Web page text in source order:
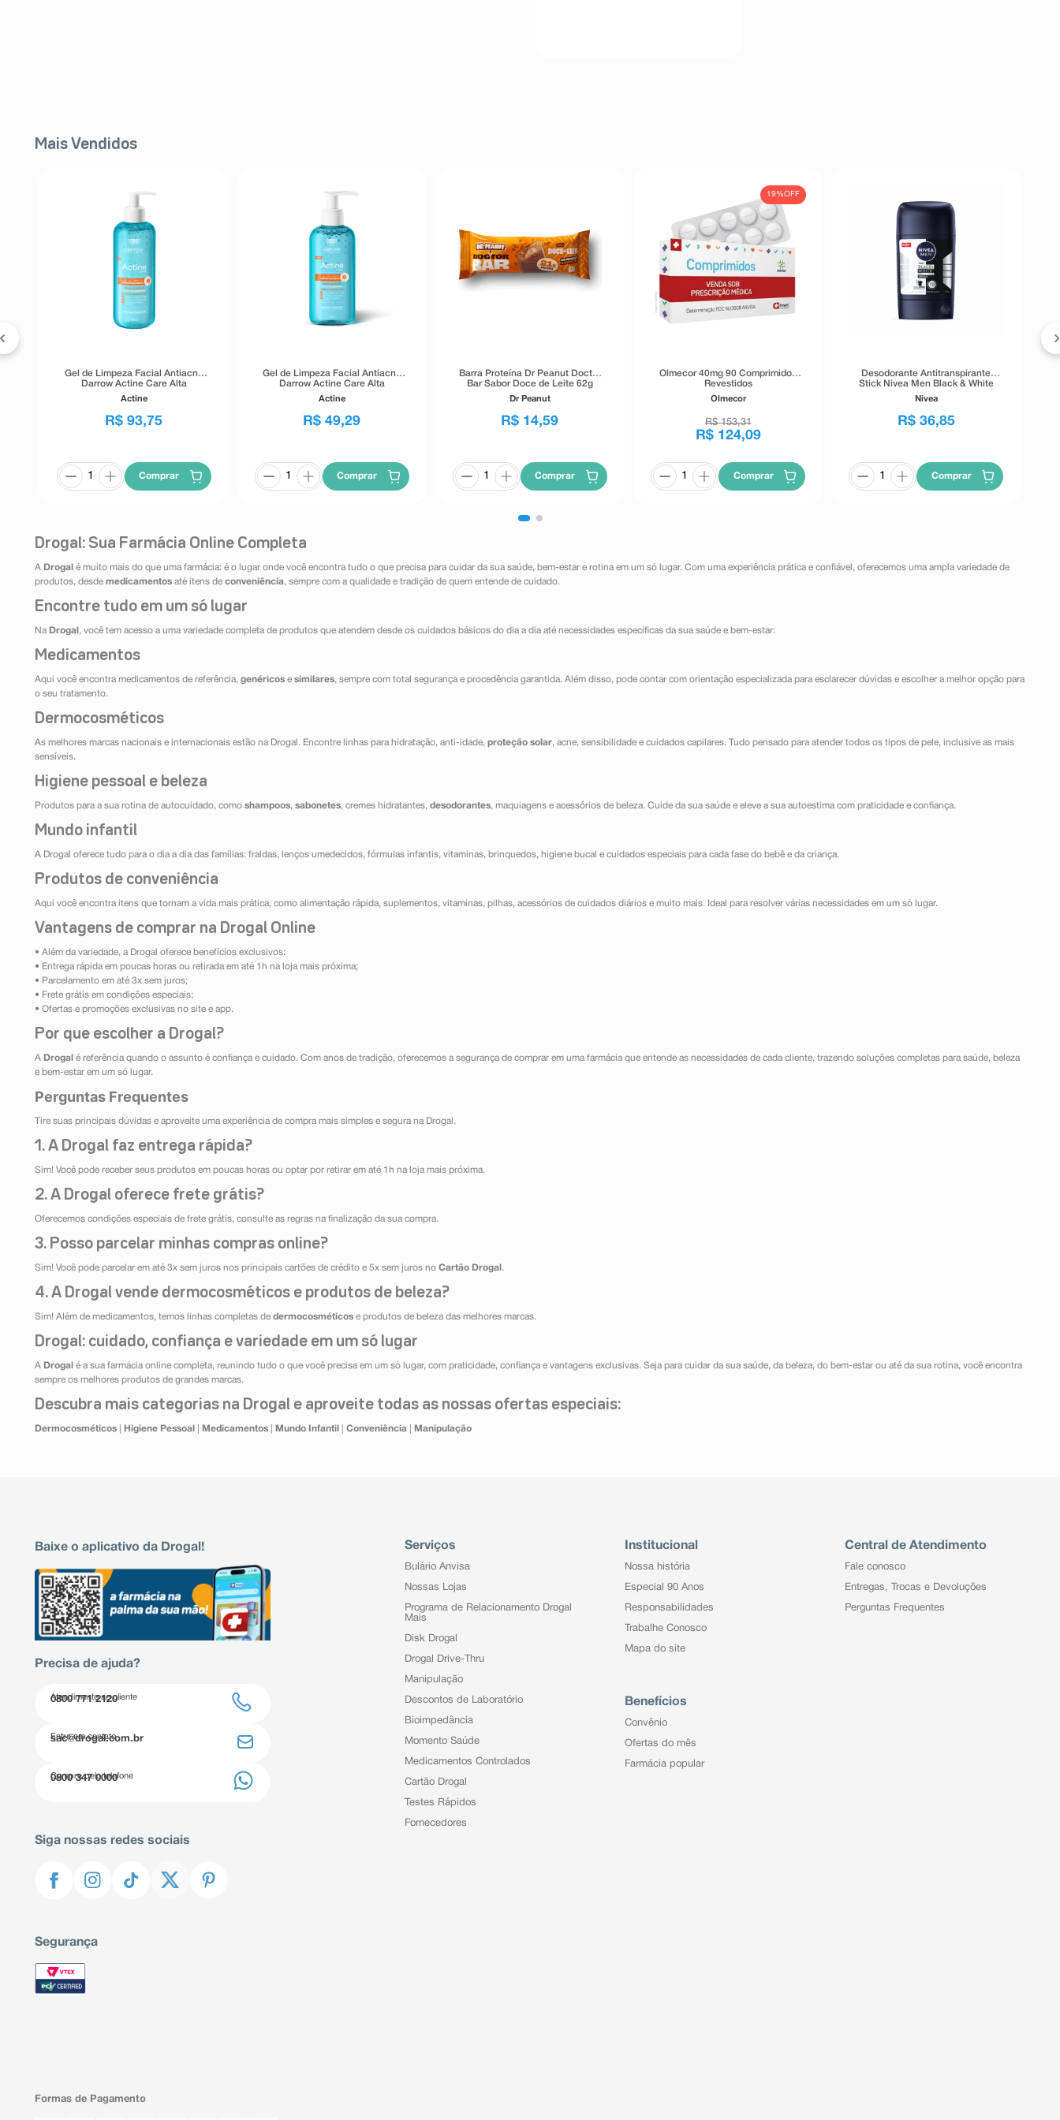
Mais Vendidos
Gel de Limpeza Facial Antiacne
Darrow Actine Care Alta
Tolerância 400g
Actine
R$ 93,75
Comprar
Gel de Limpeza Facial Antiacne
Darrow Actine Care Alta
Tolerância 140g
Actine
R$ 49,29
Comprar
Barra Proteína Dr Peanut Doctor
Bar Sabor Doce de Leite 62g
Dr Peanut
R$ 14,59
Comprar
19%OFF
Olmecor 40mg 90 Comprimidos
Revestidos
Olmecor
R$ 153,31
R$ 124,09
Comprar
Desodorante Antitranspirante
Stick Nivea Men Black & White
Invisible 72h 54g
Nivea
R$ 36,85
Comprar
Drogal: Sua Farmácia Online Completa
A Drogal é muito mais do que uma farmácia: é o lugar onde você encontra tudo o que precisa para cuidar da sua saúde, bem-estar e rotina em um só lugar. Com uma experiência prática e confiável, oferecemos uma ampla variedade de
produtos, desde medicamentos até itens de conveniência, sempre com a qualidade e tradição de quem entende de cuidado.
Encontre tudo em um só lugar
Na Drogal , você tem acesso a uma variedade completa de produtos que atendem desde os cuidados básicos do dia a dia até necessidades específicas da sua saúde e bem-estar:
Medicamentos
Aqui você encontra medicamentos de referência, genéricos e similares, sempre com total segurança e procedência garantida. Além disso, pode contar com orientação especializada para esclarecer dúvidas e escolher a melhor opção para
o seu tratamento.
Dermocosméticos
As melhores marcas nacionais e internacionais estão na Drogal. Encontre linhas para hidratação, anti-idade, proteção solar, acne, sensibilidade e cuidados capilares. Tudo pensado para atender todos os tipos de pele, inclusive as mais
sensíveis.
Higiene pessoal e beleza
Produtos para a sua rotina de autocuidado, como shampoos, sabonetes, cremes hidratantes, desodorantes, maquiagens e acessórios de beleza. Cuide da sua saúde e eleve a sua autoestima com praticidade e confiança.
Mundo infantil
A Drogal oferece tudo para o dia a dia das famílias: fraldas, lenços umedecidos, fórmulas infantis, vitaminas, brinquedos, higiene bucal e cuidados especiais para cada fase do bebê e da criança.
Produtos de conveniência
Aqui você encontra itens que tornam a vida mais prática, como alimentação rápida, suplementos, vitaminas, pilhas, acessórios de cuidados diários e muito mais. Ideal para resolver várias necessidades em um só lugar.
Vantagens de comprar na Drogal Online
• Além da variedade, a Drogal oferece benefícios exclusivos:
• Entrega rápida em poucas horas ou retirada em até 1h na loja mais próxima;
• Parcelamento em até 3x sem juros;
• Frete grátis em condições especiais;
• Ofertas e promoções exclusivas no site e app.
Por que escolher a Drogal?
A Drogal é referência quando o assunto é confiança e cuidado. Com anos de tradição, oferecemos a segurança de comprar em uma farmácia que entende as necessidades de cada cliente, trazendo soluções completas para saúde, beleza
e bem-estar em um só lugar.
Perguntas Frequentes
Tire suas principais dúvidas e aproveite uma experiência de compra mais simples e segura na Drogal.
1. A Drogal faz entrega rápida?
Sim! Você pode receber seus produtos em poucas horas ou optar por retirar em até 1h na loja mais próxima.
2. A Drogal oferece frete grátis?
Oferecemos condições especiais de frete grátis, consulte as regras na finalização da sua compra.
3. Posso parcelar minhas compras online?
Sim! Você pode parcelar em até 3x sem juros nos principais cartões de crédito e 5x sem juros no Cartão Drogal .
4. A Drogal vende dermocosméticos e produtos de beleza?
Sim! Além de medicamentos, temos linhas completas de dermocosméticos e produtos de beleza das melhores marcas.
Drogal: cuidado, confiança e variedade em um só lugar
A Drogal é a sua farmácia online completa, reunindo tudo o que você precisa em um só lugar, com praticidade, confiança e vantagens exclusivas. Seja para cuidar da sua saúde, da beleza, do bem-estar ou até da sua rotina, você encontra
sempre os melhores produtos de grandes marcas.
Descubra mais categorias na Drogal e aproveite todas as nossas ofertas especiais:
Dermocosméticos Higiene Pessoal Medicamentos Mundo Infantil Conveniência Manipulação
Baixe o aplicativo da Drogal!
Precisa de ajuda?
Atendimento ao cliente
0800 771 2120
Entre em contato
sac@drogal.com.br
Compre pelo telefone
0800 347 0000
Siga nossas redes sociais
Segurança
Serviços
Bulário Anvisa
Nossas Lojas
Programa de Relacionamento Drogal
Mais
Disk Drogal
Drogal Drive-Thru
Manipulação
Descontos de Laboratório
Bioimpedância
Momento Saúde
Medicamentos Controlados
Cartão Drogal
Testes Rápidos
Fornecedores
Institucional
Nossa história
Especial 90 Anos
Responsabilidades
Trabalhe Conosco
Mapa do site
Benefícios
Convênio
Ofertas do mês
Farmácia popular
Central de Atendimento
Fale conosco
Entregas, Trocas e Devoluções
Perguntas Frequentes
Formas de Pagamento